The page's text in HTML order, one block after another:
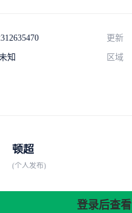
更新
知 区域
顿超
(个人发布)
登录后查看